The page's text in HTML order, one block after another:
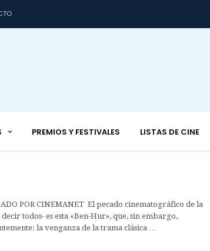
PREMIOS Y FESTIVALES LISTAS DE CINE
POR CINEMANET El pecado cinematográfico de la
todos- es esta «Ben-Hur», que, sin embargo,
la venganza de la trama clásica …